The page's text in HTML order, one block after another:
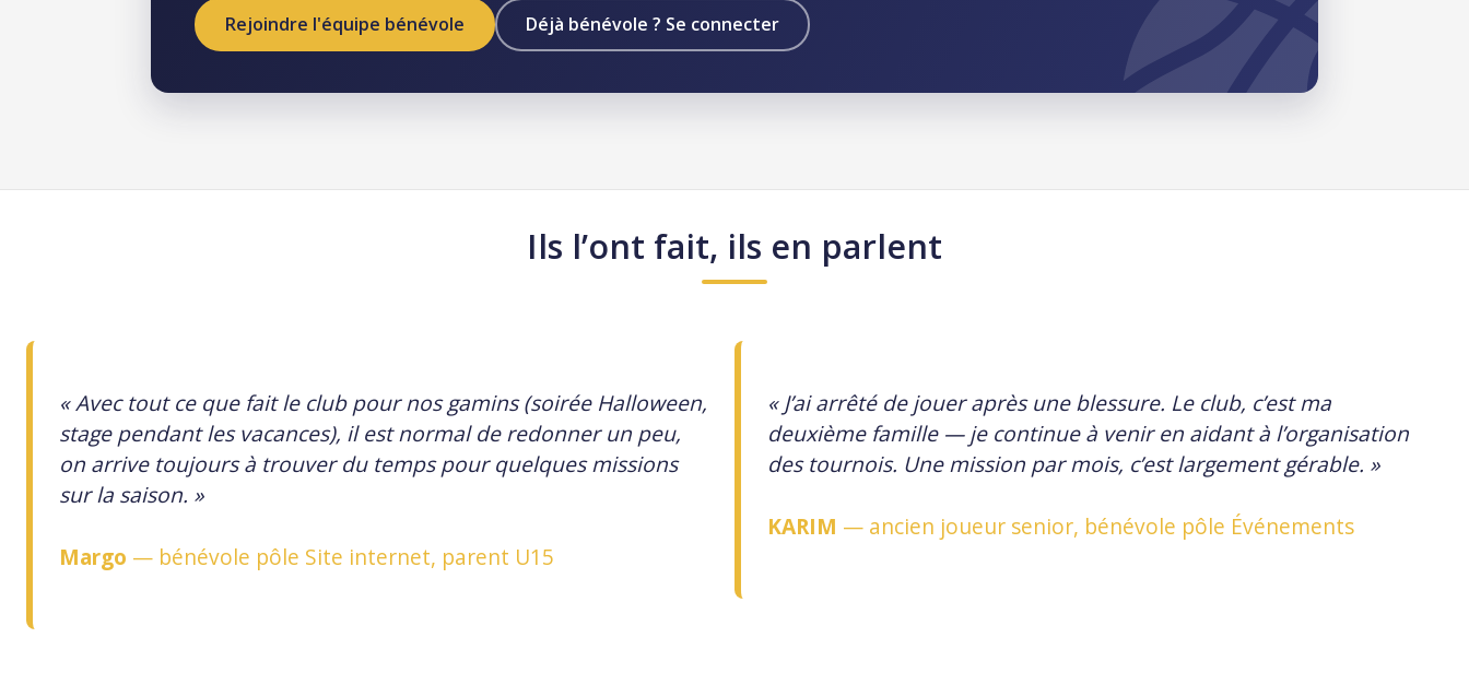
Rejoindre l'équipe bénévole Déjà bénévole ? Se connecter
Ils l’ont fait, ils en parlent
«Avec tout ce que fait le club pour nos gamins (soirée Halloween,
stage pendant les vacances), il est normal de redonner un peu,
on arrive toujours à trouver du temps pour quelques missions
sur la saison. »
Margo — bénévole pôle Site internet, parent U15
« J’ai arrêté de jouer après une blessure. Le club, c’est ma
deuxième famille — je continue à venir en aidant à l’organisation
des tournois. Une mission par mois, c’est largement gérable. »
KARIM — ancien joueur senior, bénévole pôle Événements